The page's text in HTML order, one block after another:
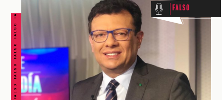
FALSO FALSO FALSO FALSO FALSO FALSO FALSO Falso